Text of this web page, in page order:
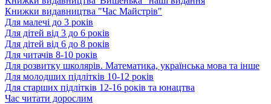
Книжки видавництва "Час Майстрів"
Для малечі до 3 років
Для дітей від 3 до 6 років
Для дітей від 6 до 8 років
Для читачів 8-10 років
Для розвитку школярів. Математика, українська мова та інше
Для молодших підлітків 10-12 років
Для старших підлітків 12-16 років та юнацтва
Час читати дорослим